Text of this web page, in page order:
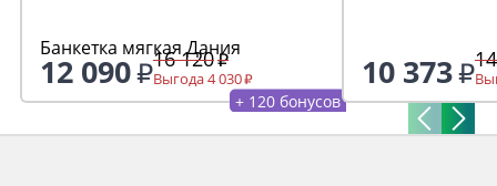
Банкетка мягкая Дания
12 090 16 120
Выгода 4 030
+ 120 бонусов
10 373